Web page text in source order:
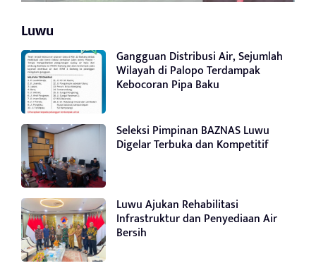
Luwu
Gangguan Distribusi Air, Sejumlah
Wilayah di Palopo Terdampak
Kebocoran Pipa Baku
Seleksi Pimpinan BAZNAS Luwu
Digelar Terbuka dan Kompetitif
Luwu Ajukan Rehabilitasi
Infrastruktur dan Penyediaan Air
Bersih